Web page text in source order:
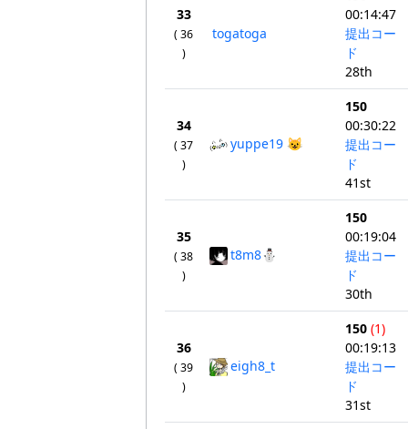
33
( 36
)
togatoga
00:14:47
提出コー
ド
28th
34
( 37
)
yuppe19 😺
150
00:30:22
提出コー
ド
41st
35
( 38
)
t8m8⛄️
150
00:19:04
提出コー
ド
30th
36
( 39
)
eigh8_t
150 (1)
00:19:13
提出コー
ド
31st